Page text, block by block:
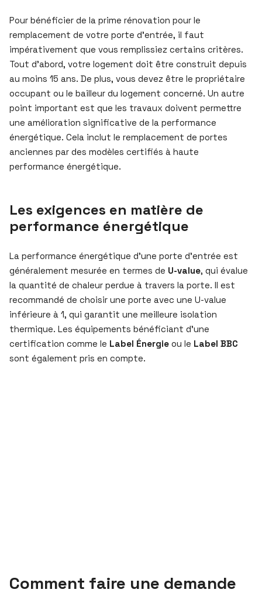
Pour bénéficier de la prime rénovation pour le
remplacement de votre porte d’entrée, il faut
impérativement que vous remplissiez certains critères.
Tout d’abord, votre logement doit être construit depuis
au moins 15 ans. De plus, vous devez être le propriétaire
occupant ou le bailleur du logement concerné. Un autre
point important est que les travaux doivent permettre
une amélioration significative de la performance
énergétique. Cela inclut le remplacement de portes
anciennes par des modèles certifiés à haute
performance énergétique.
Les exigences en matière de
performance énergétique
La performance énergétique d’une porte d’entrée est
généralement mesurée en termes de U-value, qui évalue
la quantité de chaleur perdue à travers la porte. Il est
recommandé de choisir une porte avec une U-value
inférieure à 1, qui garantit une meilleure isolation
thermique. Les équipements bénéficiant d’une
certification comme le Label Énergie ou le Label BBC
sont également pris en compte.
Comment faire une demande